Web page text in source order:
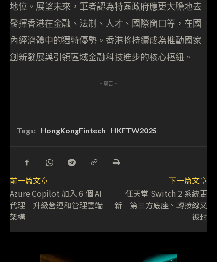
地位。展望未來，筆者認為特區政府應更大膽地去
發揮香港在金融、法制、人才、國際窗口等，在國
內經濟體中的獨特優勢。香港將持續成為推動國家
創新發展與引領區域金融科技進步的核心樞紐。
- 廣告 -
Tags: HongKongFintech HKFTW2025
前一篇文章
Azure Copilot 加入 6 個 AI
代理 升級營運和管理雲端
架構
下一篇文章
任天堂 Switch 2 系統更
新 第三方底座、轉接線又
被封